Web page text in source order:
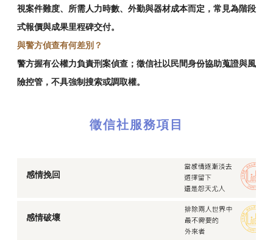
視案件難度、所需人力時數、外勤與器材成本而定，常見為階段
式報價與成果里程碑交付。
與警方偵查有何差別？
警方握有公權力負責刑案偵查；徵信社以民間身份協助蒐證與風
險控管，不具強制搜索或調取權。
徵信社服務項目
感情挽回
感情破壞